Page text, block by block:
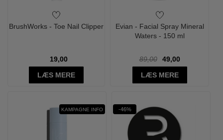
BrushWorks - Toe Nail Clipper
19,00
LÆS MERE
Evian - Facial Spray Mineral
Waters - 150 ml
89,00
49,00
LÆS MERE
KAMPAGNE INFO -46%